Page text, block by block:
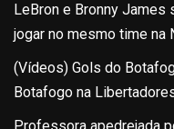
LeBron e Bronny James
jogar no mesmo time na
(Vídeos) Gols do
Botafogo na